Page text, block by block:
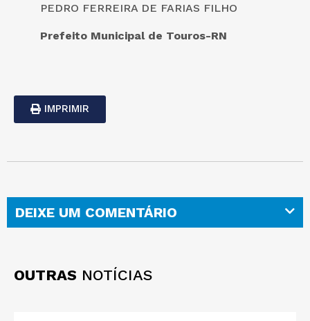
PEDRO FERREIRA DE FARIAS FILHO
Prefeito Municipal de Touros-RN
IMPRIMIR
DEIXE UM COMENTÁRIO
OUTRAS NOTÍCIAS